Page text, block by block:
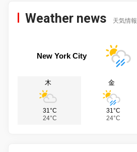
Weather news 天気情報
New York City
木
31°C
24°C
金
31°C
24°C